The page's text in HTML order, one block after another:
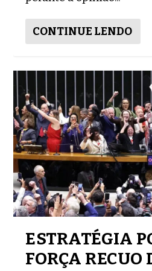
CONTINUE LENDO
ESTRATÉGIA
FORÇA RECUO